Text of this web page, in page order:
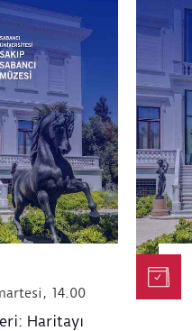
14.00
Haritayı